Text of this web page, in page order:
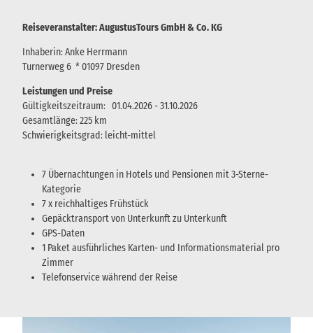
Reiseveranstalter: AugustusTours GmbH & Co. KG
Inhaberin: Anke Herrmann
Turnerweg 6 * 01097 Dresden
Leistungen und Preise
Gültigkeitszeitraum: 01.04.2026 - 31.10.2026
Gesamtlänge: 225 km
Schwierigkeitsgrad: leicht-mittel
7 Übernachtungen in Hotels und Pensionen mit 3-Sterne-
Kategorie
7 x reichhaltiges Frühstück
Gepäcktransport von Unterkunft zu Unterkunft
GPS-Daten
1 Paket ausführliches Karten- und Informationsmaterial pro
Zimmer
Telefonservice während der Reise